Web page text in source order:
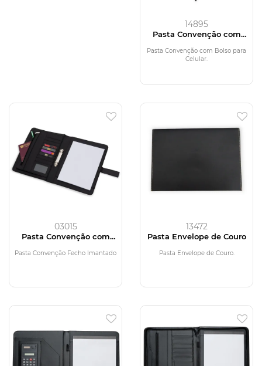
14895
Pasta Convenção com
Bolso para Celular
Pasta Convenção com Bolso para
Celular.
03015
Pasta Convenção com
Fecho Imantado
Pasta Convenção Fecho Imantado
13472
Pasta Envelope de Couro
Pasta Envelope de Couro.